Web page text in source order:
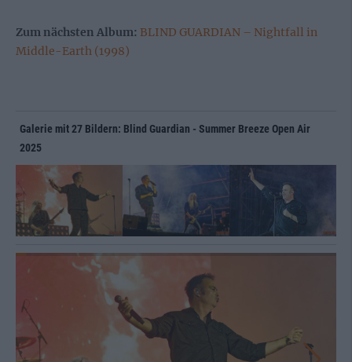
Zum nächsten Album: BLIND GUARDIAN – Nightfall in
Middle-Earth (1998)
Galerie mit 27 Bildern: Blind Guardian - Summer Breeze Open Air
2025